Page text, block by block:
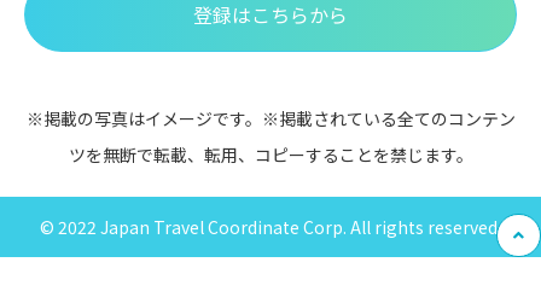
登録はこちらから
※掲載の写真はイメージです。※掲載されている全てのコンテン
ツを無断で転載、転用、コピーすることを禁じます。
© 2022 Japan Travel Coordinate Corp. All rights reserved.